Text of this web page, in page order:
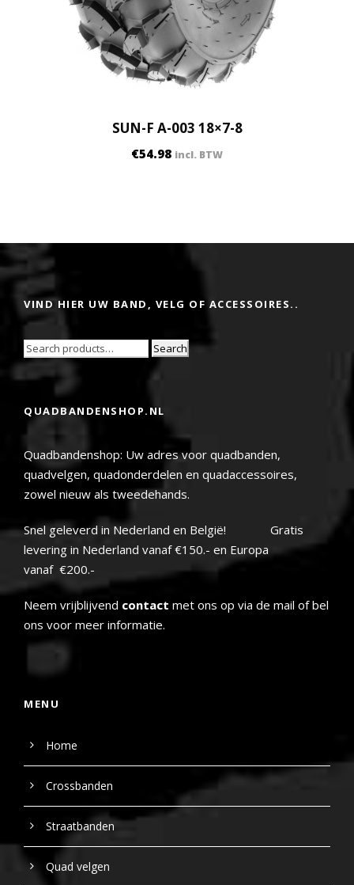
SUN-F A-003 18×7-8
€54.98 incl. BTW
VIND HIER UW BAND, VELG OF ACCESSOIRES..
Search
QUADBANDENSHOP.NL
Quadbandenshop: Uw adres voor quadbanden,
quadvelgen, quadonderdelen en quadaccessoires,
zowel nieuw als tweedehands.
Snel geleverd in Nederland en België! Gratis
levering in Nederland vanaf €150.- en Europa
vanaf €200.-
Neem vrijblijvend contact met ons op via de mail of bel
ons voor meer informatie.
MENU
Home
Crossbanden
Straatbanden
Quad velgen